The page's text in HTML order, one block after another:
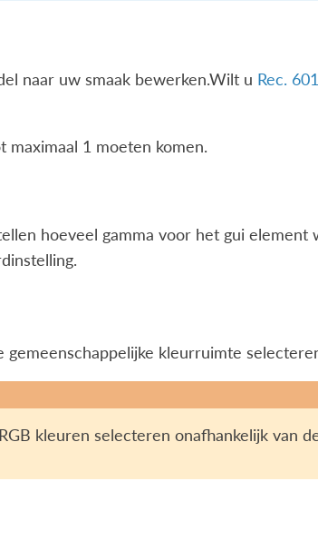
naar uw smaak bewerken.Wilt u Rec. 601
maximaal 1 moeten komen.
hoeveel gamma voor het gui element
kleurruimte
kleuren selecteren onafhankelijk van